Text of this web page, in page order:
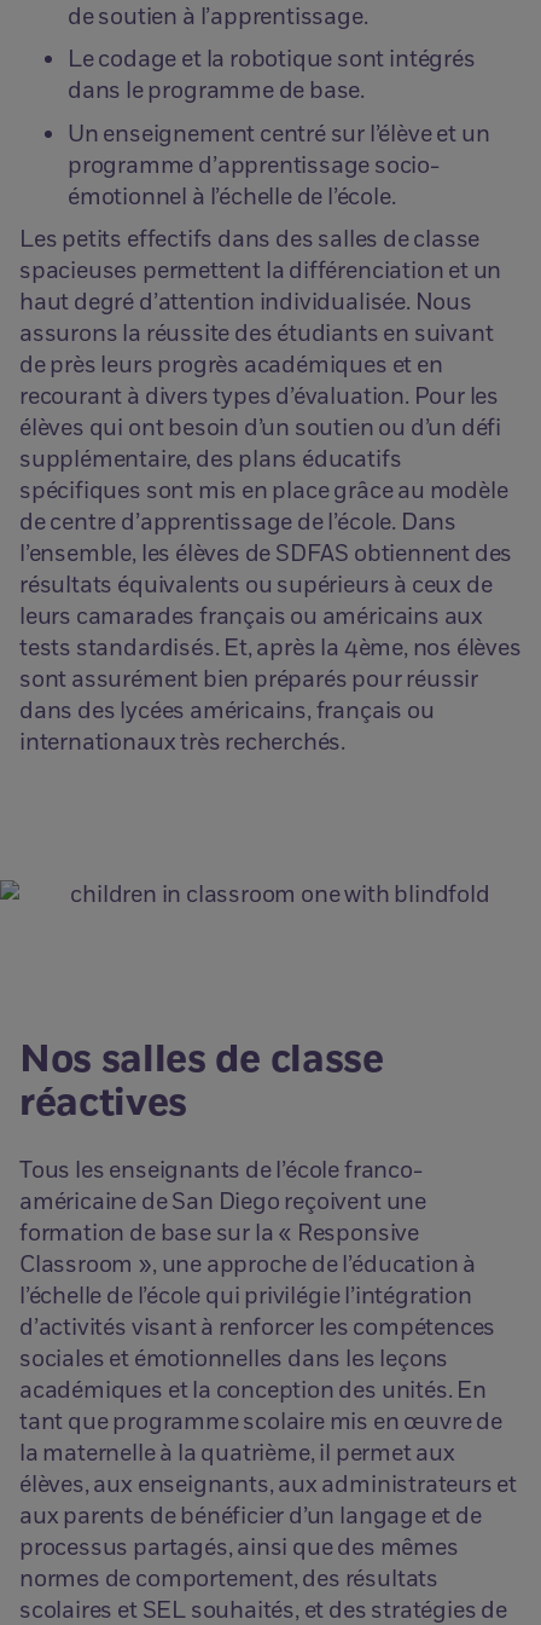
de soutien à l’apprentissage.
Le codage et la robotique sont intégrés
dans le programme de base.
Un enseignement centré sur l’élève et un
programme d’apprentissage socio-
émotionnel à l’échelle de l’école.
Les petits effectifs dans des salles de classe
spacieuses permettent la différenciation et un
haut degré d’attention individualisée. Nous
assurons la réussite des étudiants en suivant
de près leurs progrès académiques et en
recourant à divers types d’évaluation. Pour les
élèves qui ont besoin d’un soutien ou d’un défi
supplémentaire, des plans éducatifs
spécifiques sont mis en place grâce au modèle
de centre d’apprentissage de l’école. Dans
l’ensemble, les élèves de SDFAS obtiennent des
résultats équivalents ou supérieurs à ceux de
leurs camarades français ou américains aux
tests standardisés. Et, après la 4ème, nos élèves
sont assurément bien préparés pour réussir
dans des lycées américains, français ou
internationaux très recherchés.
Nos salles de classe
réactives
Tous les enseignants de l’école franco-
américaine de San Diego reçoivent une
formation de base sur la « Responsive
Classroom », une approche de l’éducation à
l’échelle de l’école qui privilégie l’intégration
d’activités visant à renforcer les compétences
sociales et émotionnelles dans les leçons
académiques et la conception des unités. En
tant que programme scolaire mis en œuvre de
la maternelle à la quatrième, il permet aux
élèves, aux enseignants, aux administrateurs et
aux parents de bénéficier d’un langage et de
processus partagés, ainsi que des mêmes
normes de comportement, des résultats
scolaires et SEL souhaités, et des stratégies de